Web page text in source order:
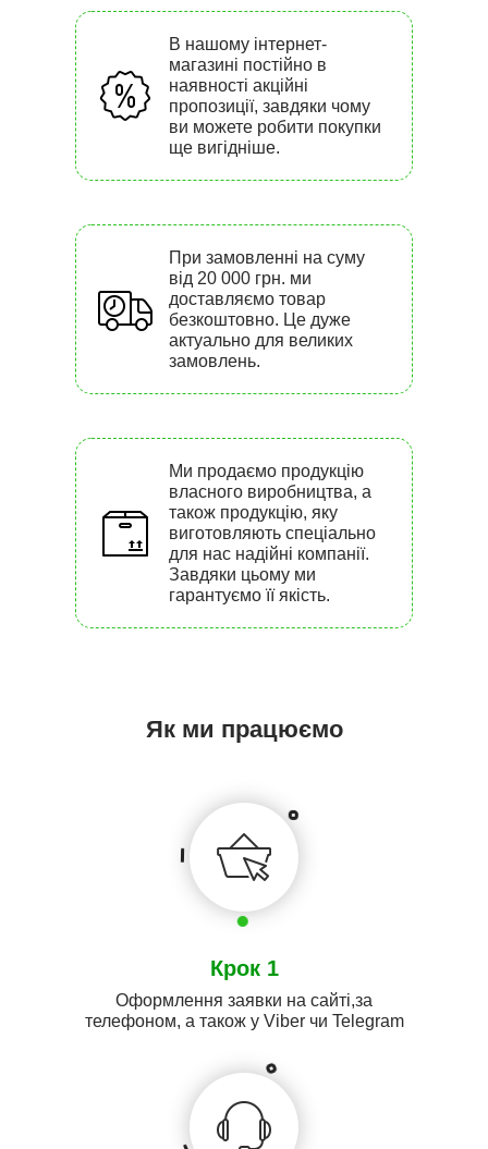
В нашому інтернет-
магазині постійно в
наявності акційні
пропозиції, завдяки чому
ви можете робити покупки
ще вигідніше.
При замовленні на суму
від 20 000 грн. ми
доставляємо товар
безкоштовно. Це дуже
актуально для великих
замовлень.
Ми продаємо продукцію
власного виробництва, а
також продукцію, яку
виготовляють спеціально
для нас надійні компанії.
Завдяки цьому ми
гарантуємо її якість.
Як ми працюємо
Крок 1
Оформлення заявки на сайті,за
телефоном, а також у Viber чи Telegram